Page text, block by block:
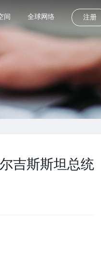
间 全球网络 注册
吉斯斯坦总统